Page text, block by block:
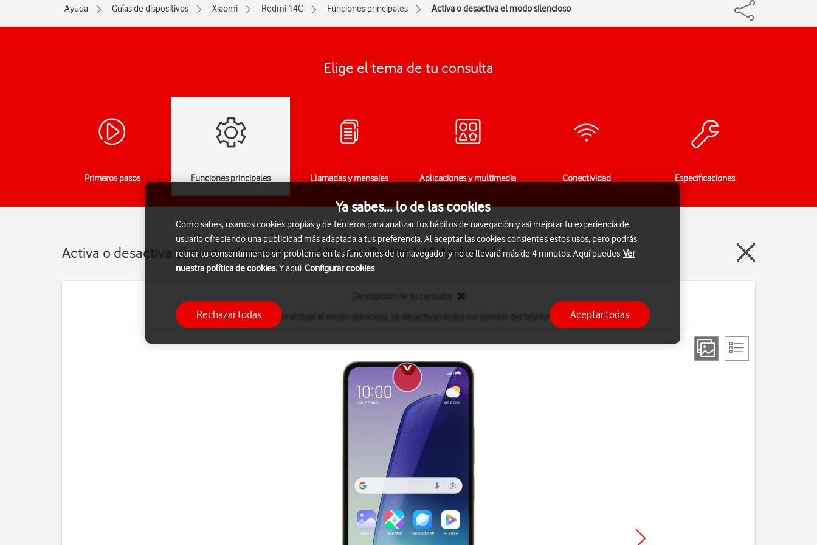
Ayuda Guías de dispositivos Xiaomi Redmi 14C Funciones principales Activa o desactiva el modo silencioso
Elige el tema de tu consulta
Primeros pasos Funciones principales Llamadas y mensajes Aplicaciones y multimedia Conectividad Especificaciones
Activa o desactiva el modo silencioso en el Xiaomi Redmi 14C Android 14
Cuando activas el modo silencioso, se desactivan todos los sonidos del teléfono.
Ya sabes... lo de las cookies
Como sabes, usamos cookies propias y de terceros para analizar tus hábitos de navegación y así mejorar tu experiencia de
usuario ofreciendo una publicidad más adaptada a tus preferencia. Al aceptar las cookies consientes estos usos, pero podrás
retirar tu consentimiento sin problema en las funciones de tu navegador y no te llevará más de 4 minutos. Aquí puedes Ver
nuestra política de cookies.Y aquí Configurar cookies
Rechazar todas Aceptar todas